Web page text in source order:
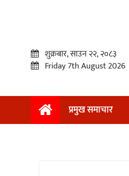
प्रमुख
शुक्रबार, साउन २२, २०८३
Friday 7th August 2026
प्रमुख समाचार